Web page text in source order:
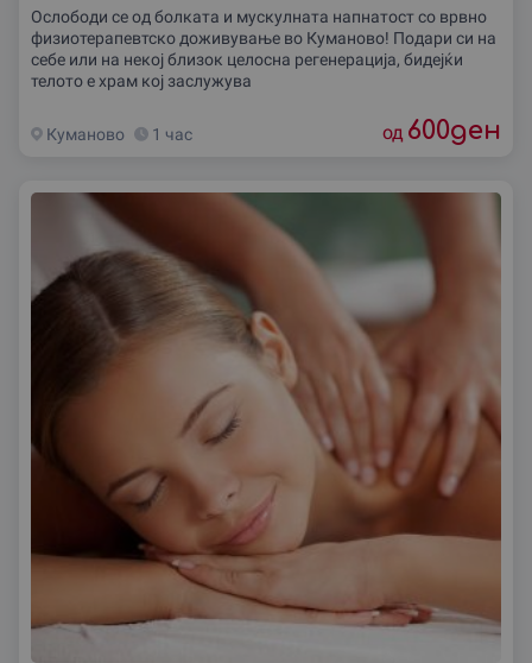
Ослободи се од болката и мускулната напнатост со врвно
физиотерапевтско доживување во Куманово! Подари си на
себе или на некој близок целосна регенерација, бидејќи
телото е храм кој заслужува
Куманово 1 час од 600ден